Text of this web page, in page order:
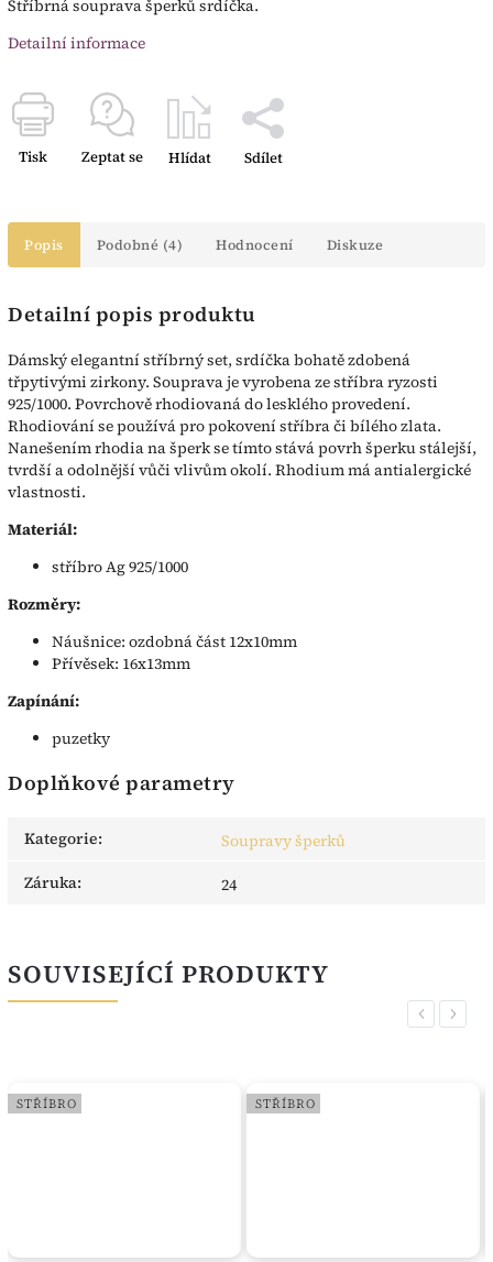
Stříbrná souprava šperků srdíčka.
Detailní informace
Tisk Zeptat se Hlídat Sdílet
Popis Podobné (4) Hodnocení Diskuze
Detailní popis produktu
Dámský elegantní stříbrný set, srdíčka bohatě zdobená
třpytivými zirkony. Souprava je vyrobena ze stříbra ryzosti
925/1000. Povrchově rhodiovaná do lesklého provedení.
Rhodiování se používá pro pokovení stříbra či bílého zlata.
Nanešením rhodia na šperk se tímto stává povrh šperku stálejší,
tvrdší a odolnější vůči vlivům okolí. Rhodium má antialergické
vlastnosti.
Materiál:
stříbro Ag 925/1000
Rozměry:
Náušnice: ozdobná část 12x10mm
Přívěsek: 16x13mm
Zapínání:
puzetky
Doplňkové parametry
Kategorie:
Soupravy šperků
Záruka: 24
SOUVISEJÍCÍ PRODUKTY
Previous
STŘÍBRO STŘÍBRO
Next